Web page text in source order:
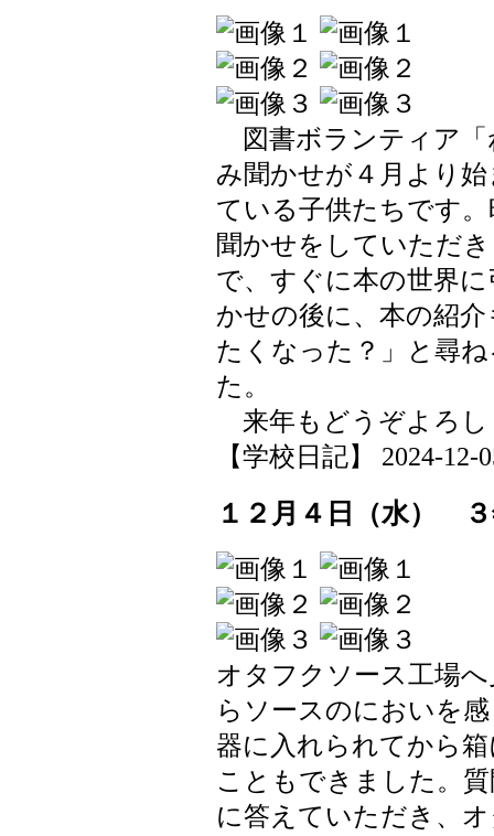
図書ボランティア「
み聞かせが４月より
ている子供たちです
聞かせをしていただ
で、すぐに本の世界
かせの後に、本の紹
たくなった？」と尋
た。
来年もどうぞよろし
【学校日記】 2024-12-
１２月４日（水）
オタフクソース工場
らソースのにおいを
器に入れられてから
こともできました。
に答えていただき、